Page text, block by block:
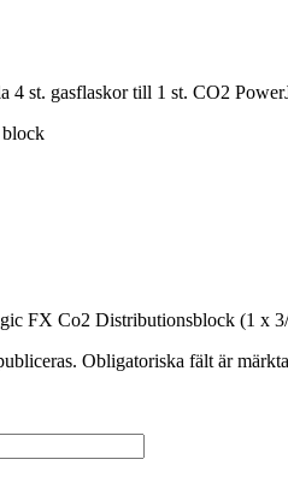
4 st. gasflaskor till 1 st. CO2
block
FX Co2 Distributionsblock (1 x
Obligatoriska fält är märkta